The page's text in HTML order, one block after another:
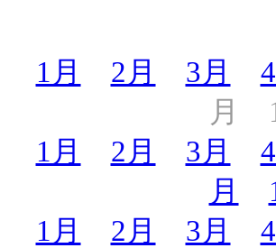
1月 2月 3月
月
1月 2月 3月
月
1月 2月 3月